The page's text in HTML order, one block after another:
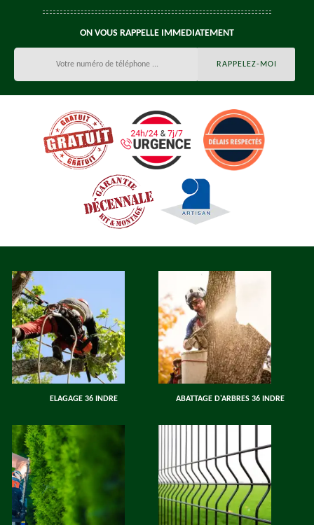
ON VOUS RAPPELLE IMMEDIATEMENT
ELAGAGE 36 INDRE ABATTAGE D'ARBRES 36 INDRE